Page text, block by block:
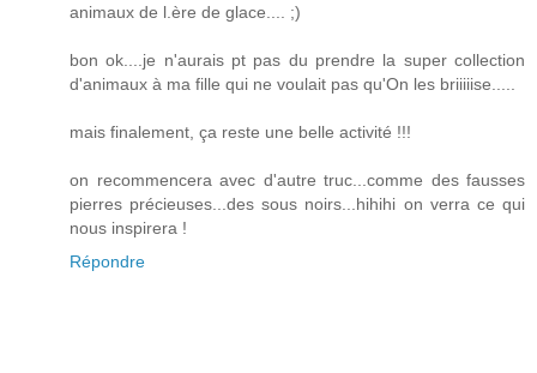
animaux de l.ère de glace.... ;)
bon ok....je n'aurais pt pas du prendre la super collection
d'animaux à ma fille qui ne voulait pas qu'On les briiiiise.....
mais finalement, ça reste une belle activité !!!
on recommencera avec d'autre truc...comme des fausses
pierres précieuses...des sous noirs...hihihi on verra ce qui
nous inspirera !
Répondre